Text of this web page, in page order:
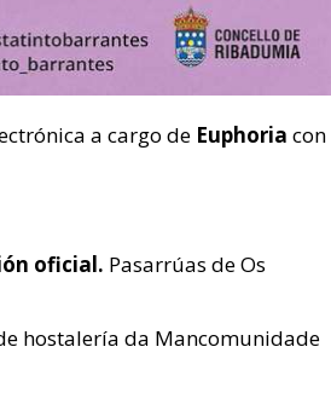
a cargo de Euphoria con
oficial. Pasarrúas de Os
hostalería da Mancomunidade